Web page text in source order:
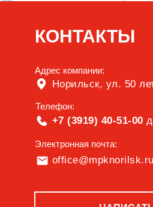
Норильск, ул. 50
office@mpknorilsk.ru
+7 (3919) 40-51-00
КОНТАКТЫ
Электронная почта:
Телефон:
Адрес компании: